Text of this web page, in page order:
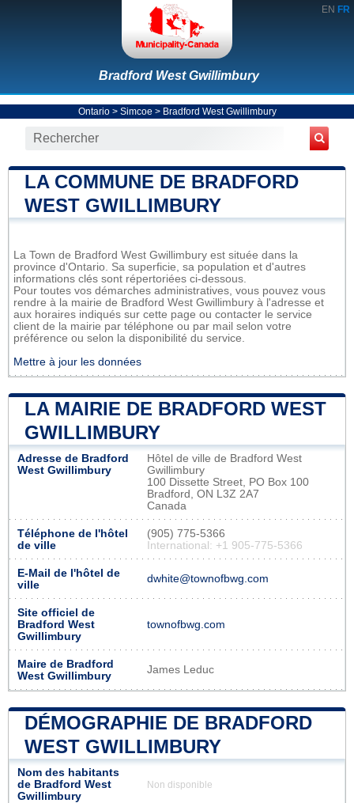
EN FR
Bradford West Gwillimbury
Ontario> Simcoe > Bradford West Gwillimbury
LA COMMUNE DE BRADFORD
WEST GWILLIMBURY
La Town de Bradford West Gwillimbury est située dans la
province d'Ontario. Sa superficie, sa population et d'autres
informations clés sont répertoriées ci-dessous.
Pour toutes vos démarches administratives, vous pouvez vous
rendre à la mairie de Bradford West Gwillimbury à l'adresse et
aux horaires indiqués sur cette page ou contacter le service
client de la mairie par téléphone ou par mail selon votre
préférence ou selon la disponibilité du service.
Mettre à jour les données
LA MAIRIE DE BRADFORD WEST
GWILLIMBURY
Adresse de Bradford
West Gwillimbury
Hôtel de ville de Bradford West
Gwillimbury
100 Dissette Street, PO Box 100
Bradford, ON L3Z 2A7
Canada
Téléphone de l'hôtel
de ville
(905) 775-5366
International: +1 905-775-5366
E-Mail de l'hôtel de
ville
dwhite@townofbwg.com
Site officiel de
Bradford West
Gwillimbury
townofbwg.com
Maire de Bradford
West Gwillimbury
James Leduc
DÉMOGRAPHIE DE BRADFORD
WEST GWILLIMBURY
Nom des habitants
de Bradford West
Gwillimbury
Non disponible